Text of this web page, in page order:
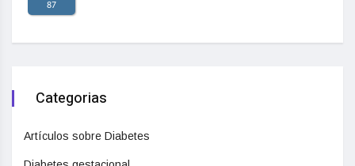
87
Categorias
Artículos sobre Diabetes